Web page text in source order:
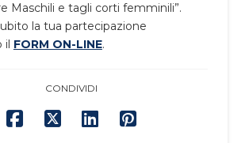
Maschili e tagli corti femminili”.
la tua partecipazione
il FORM ON-LINE.
CONDIVIDI